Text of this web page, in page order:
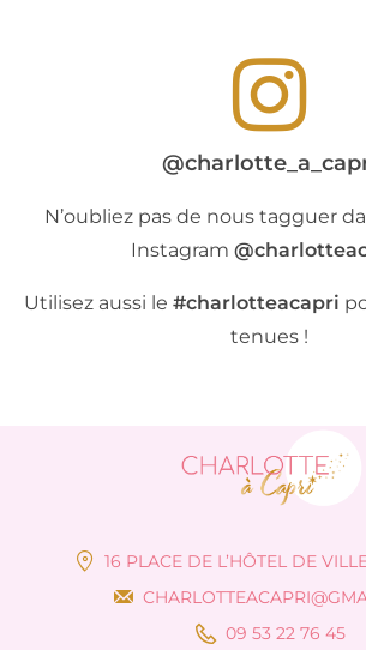
N’oubliez pas de nous tagguer
Instagram
Utilisez aussi le #charlotteacapri
tenues !
16 PLACE DE L’HÔTEL DE
09 53 22 76 45